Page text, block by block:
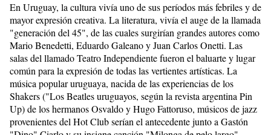
En Uruguay, la cultura vivía uno de sus períodos más febriles y de
mayor expresión creativa. La literatura, vivía el auge de la llamada
"generación del 45", de las cuales surgirían grandes autores como
Mario Benedetti, Eduardo Galeano y Juan Carlos Onetti. Las
salas del llamado Teatro Independiente fueron el baluarte y lugar
común para la expresión de todas las vertientes artísticas. La
música popular uruguaya, nacida de las experiencias de los
Shakers ("Los Beatles uruguayos, según la revista argentina Pin
Up) de los hermanos Osvaldo y Hugo Fattoruso, músicos de jazz
provenientes del Hot Club serían el antecedente junto a Gastón